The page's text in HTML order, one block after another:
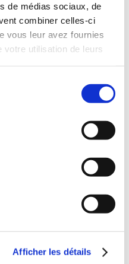
de médias sociaux, de
combiner celles-ci
vous leur avez fournies
votre utilisation de leurs
Afficher les détails
Fantasy
8€50